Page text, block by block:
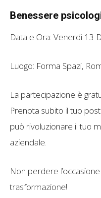
Benessere
Data e Ora: Venerdì 13
Luogo: Forma Spazi,
La partecipazione è
Prenota subito il tuo
può rivoluzionare il tuo
aziendale.
Non perdere
trasformazione!